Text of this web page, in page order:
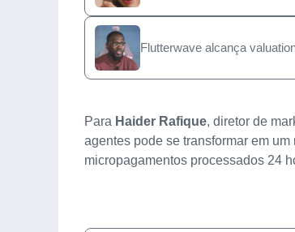
Flutterwave alcança
Para Haider Rafique, diretor de
agentes pode se transformar em
micropagamentos processados 24